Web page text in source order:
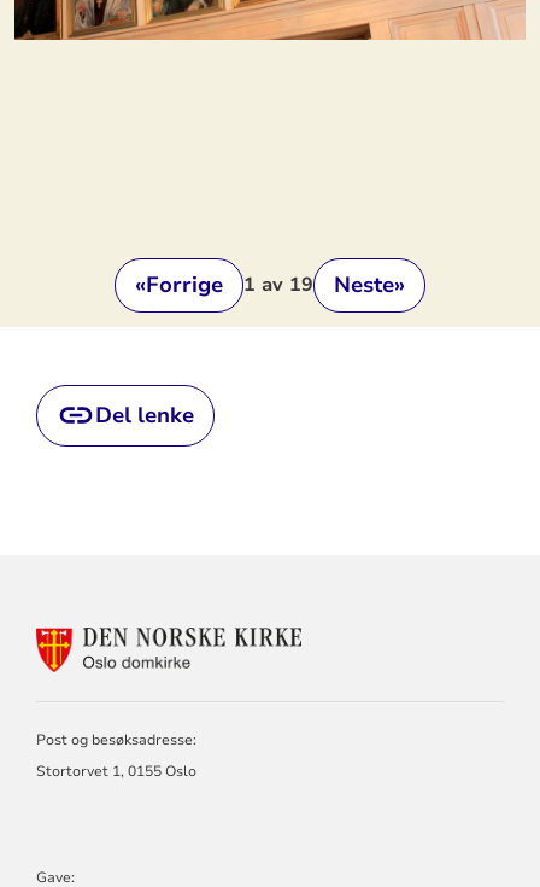
«Forrige 1 av 19 Neste»
Del lenke
KONTAKTINFORMASJON
Post og besøksadresse:
Stortorvet 1, 0155 Oslo
Gave: